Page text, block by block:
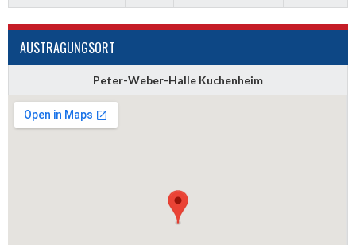
AUSTRAGUNGSORT
Peter-Weber-Halle Kuchenheim